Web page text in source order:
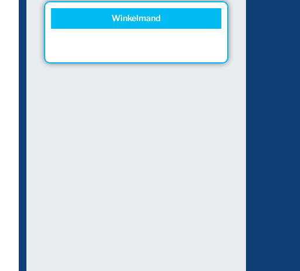
Winkelmand